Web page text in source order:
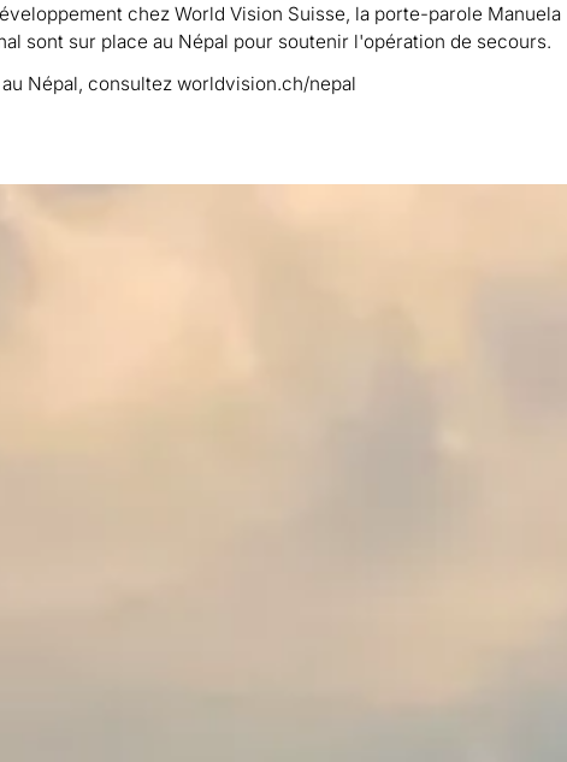
chez World Vision Suisse, la porte-parole Manuela
sont sur place au Népal pour soutenir l'opération de secours.
Népal, consultez worldvision.ch/nepal